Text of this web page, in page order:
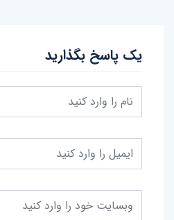
یک پاسخ بگذارید